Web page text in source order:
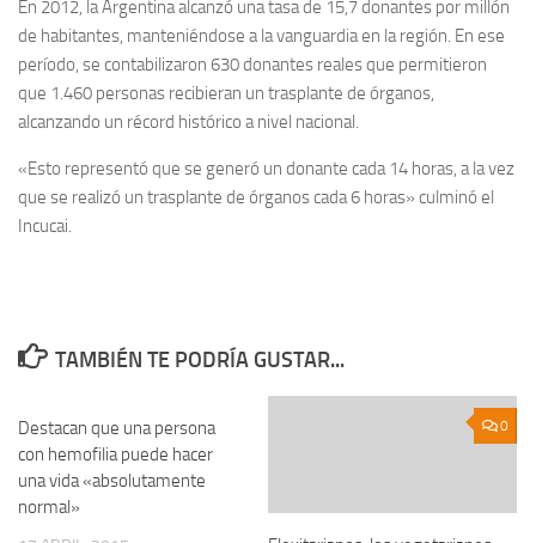
En 2012, la Argentina alcanzó una tasa de 15,7 donantes por millón
de habitantes, manteniéndose a la vanguardia en la región. En ese
período, se contabilizaron 630 donantes reales que permitieron
que 1.460 personas recibieran un trasplante de órganos,
alcanzando un récord histórico a nivel nacional.
«Esto representó que se generó un donante cada 14 horas, a la vez
que se realizó un trasplante de órganos cada 6 horas» culminó el
Incucai.
TAMBIÉN TE PODRÍA GUSTAR...
Destacan que una persona
con hemofilia puede hacer
una vida «absolutamente
normal»
0